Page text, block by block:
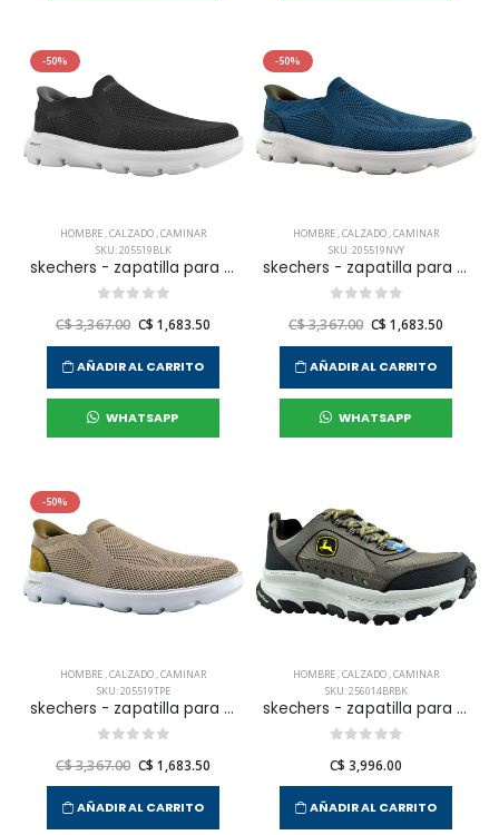
-50%
HOMBRE,CALZADO,CAMINAR
SKU: 205519BLK
skechers - zapatilla para caminar arch fit garza para hombre
C$ 3,367.00 C$ 1,683.50
AÑADIR AL CARRITO
WHATSAPP
-50%
HOMBRE,CALZADO,CAMINAR
SKU: 205519NVY
skechers - zapatilla para caminar arch fit garza para hombre
C$ 3,367.00 C$ 1,683.50
AÑADIR AL CARRITO
WHATSAPP
-50%
HOMBRE,CALZADO,CAMINAR
SKU: 205519TPE
skechers - zapatilla para caminar arch fit garza para hombre
C$ 3,367.00 C$ 1,683.50
AÑADIR AL CARRITO
HOMBRE,CALZADO,CAMINAR
SKU: 256014BRBK
skechers - zapatilla para caminar d'lux trekker para hombre
C$ 3,996.00
AÑADIR AL CARRITO